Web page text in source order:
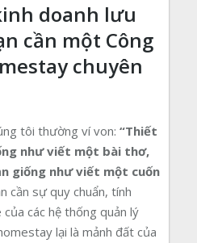
doanh lưu
cần một Công
chuyên
tôi thường ví von: “Thiết
như viết một bài thơ,
giống như viết một cuốn
cần sự quy chuẩn, tính
các hệ thống quản lý
lại là mảnh đất của